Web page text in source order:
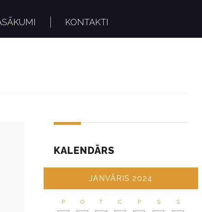
KONTAKTI
KALENDĀRS
JANVĀRIS 2024
P O T C P S S